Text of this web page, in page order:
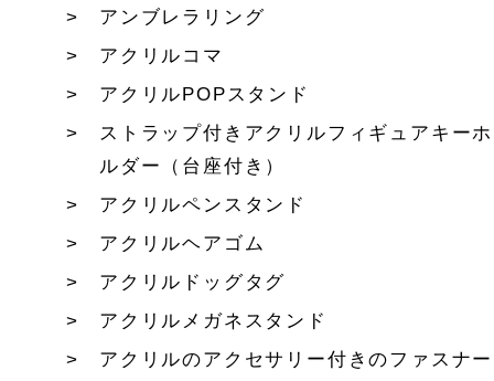
アンブレラリング
アクリルコマ
アクリルPOPスタンド
ストラップ付きアクリルフィギュアキーホ
ルダー（台座付き）
アクリルペンスタンド
アクリルヘアゴム
アクリルドッグタグ
アクリルメガネスタンド
アクリルのアクセサリー付きのファスナー